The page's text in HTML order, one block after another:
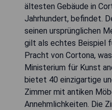
ältesten Gebäude in
Jahrhundert, befindet.
seinen ursprünglichen
gilt als echtes Beispiel
Pracht von Cortona,
Ministerium für Kunst
bietet 40 einzigartige
Zimmer mit antiken
Annehmlichkeiten. Die